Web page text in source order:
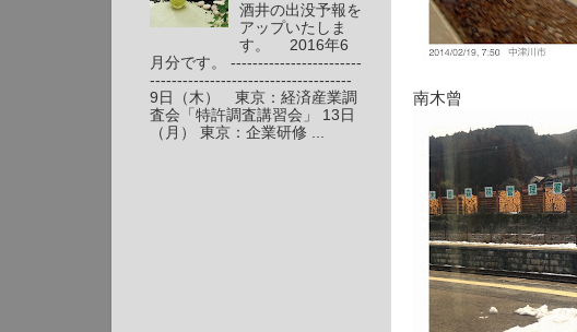
南木曾
酒井の出没予報を
アップいたしま
す。 2016年6
月分です。 ------------------------
-------------------------------------
9日（木） 東京：経済産業調
査会「特許調査講習会」 13日
（月） 東京：企業研修 ...